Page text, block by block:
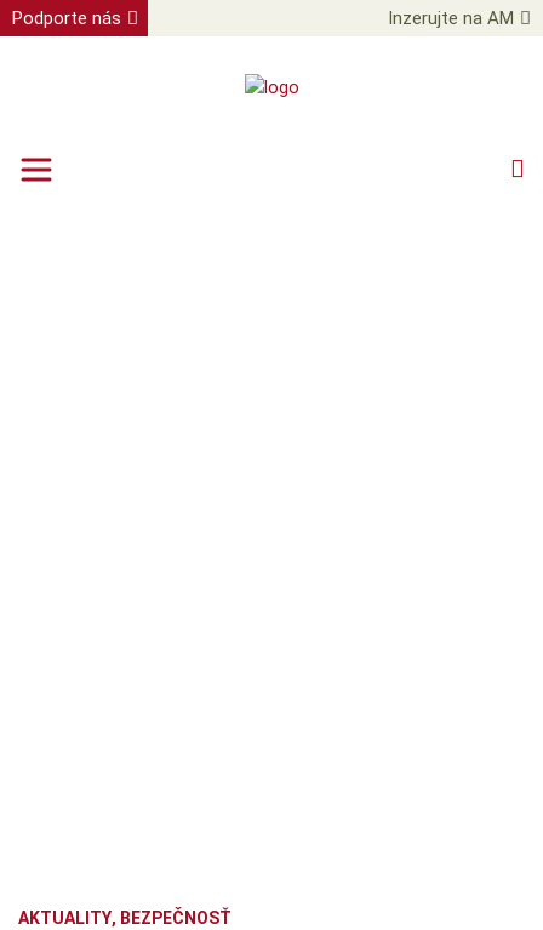
Podporte nás Inzerujte na AM
AKTUALITY, BEZPEČNOSŤ